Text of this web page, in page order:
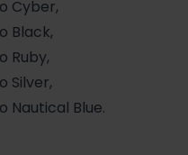
Cyber,
Black,
Ruby,
Silver,
Nautical Blue.